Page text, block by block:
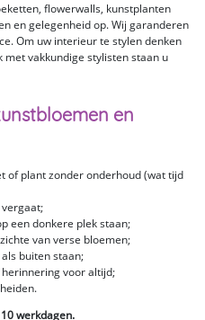
flowerwalls, kunstplanten
en gelegenheid op. Wij garanderen
Om uw interieur te stylen denken
vakkundige stylisten staan u
en
of plant zonder onderhoud (wat tijd
een donkere plek staan;
van verse bloemen;
buiten staan;
voor altijd;
werkdagen.